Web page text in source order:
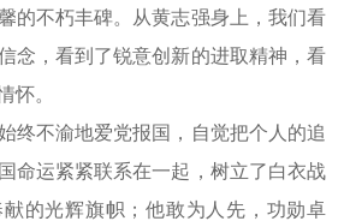
的不朽丰碑。从黄志强身上，我们看
念，看到了锐意创新的进取精神，看
怀。
终不渝地爱党报国，自觉把个人的追
命运紧紧联系在一起，树立了白衣战
的光辉旗帜；他敢为人先，功勋卓